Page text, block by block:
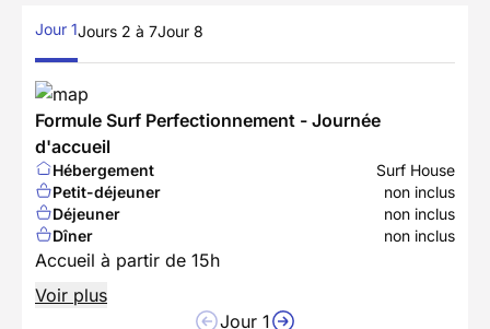
Jour 1Jours 2 à 7Jour 8
Formule Surf Perfectionnement - Journée
d'accueil
Hébergement
Surf House
Petit-déjeuner
non inclus
Déjeuner
non inclus
Dîner
non inclus
Accueil à partir de 15h
Voir plus
Jour 1